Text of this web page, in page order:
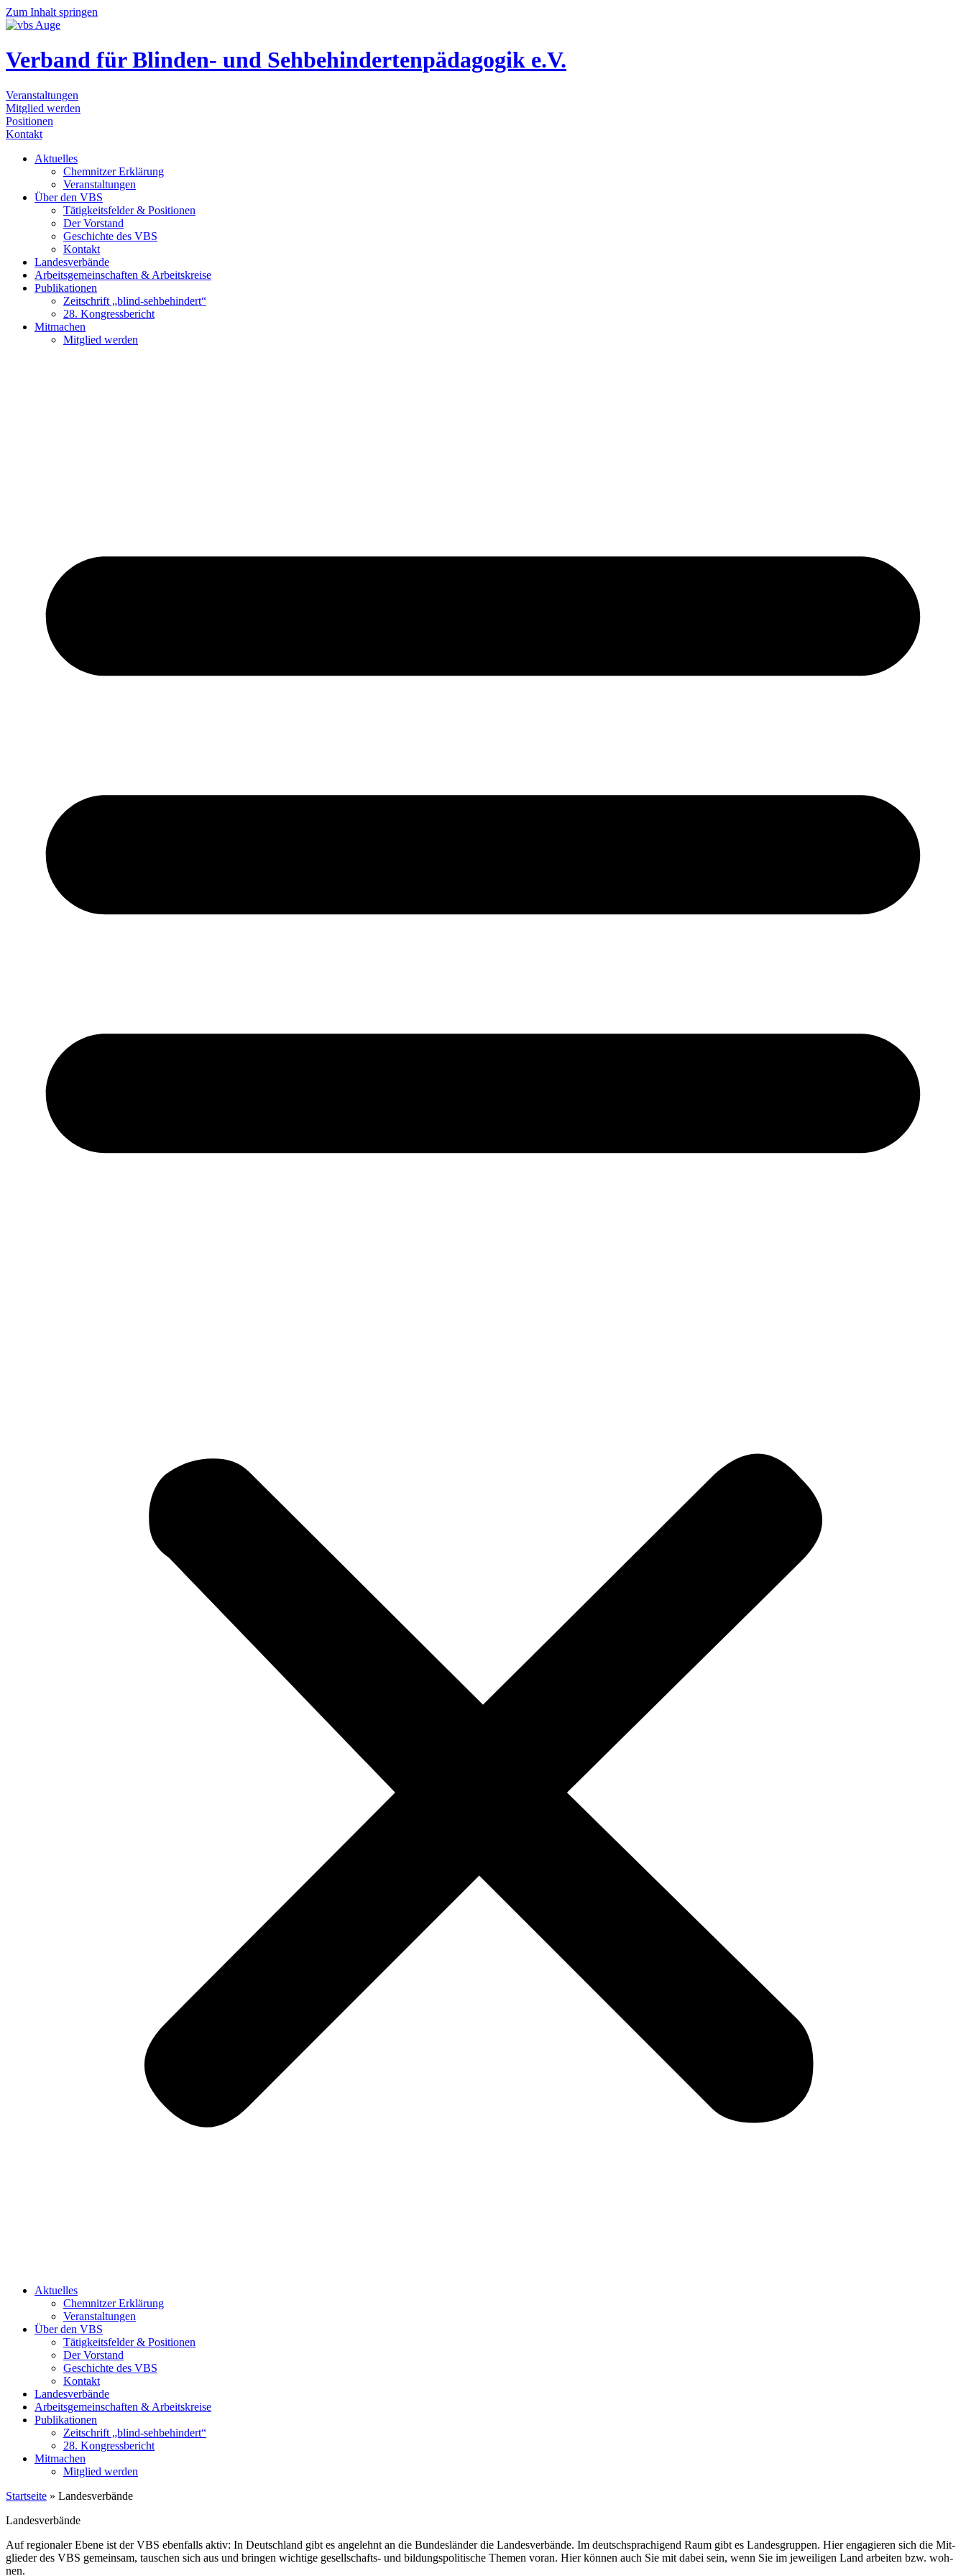
Zum Inhalt springen
Verband für Blinden- und Sehbehindertenpädagogik e.V.
Veranstaltungen
Mitglied werden
Positionen
Kontakt
Aktu­el­les
Chem­nit­zer Erklä­rung
Ver­an­stal­tun­gen
Über den VBS
Tätig­keits­fel­der & Posi­tio­nen
Der Vor­stand
Geschich­te des VBS
Kon­takt
Lan­des­ver­bän­de
Arbeits­ge­mein­schaf­ten & Arbeits­krei­se
Publi­ka­tio­nen
Zeit­schrift „blind-seh­be­hin­dert“
28. Kon­gress­be­richt
Mit­ma­chen
Mit­glied wer­den
Aktu­el­les
Chem­nit­zer Erklä­rung
Ver­an­stal­tun­gen
Über den VBS
Tätig­keits­fel­der & Posi­tio­nen
Der Vor­stand
Geschich­te des VBS
Kon­takt
Lan­des­ver­bän­de
Arbeits­ge­mein­schaf­ten & Arbeits­krei­se
Publi­ka­tio­nen
Zeit­schrift „blind-seh­be­hin­dert“
28. Kon­gress­be­richt
Mit­ma­chen
Mit­glied wer­den
Startseite » Landesverbände
Lan­des­ver­bän­de
Auf regio­na­ler Ebe­ne ist der VBS eben­falls aktiv: In Deutsch­land gibt es ange­lehnt an die Bun­des­län­der die Lan­des­ver­bän­de. Im deutsch­spra­chi­gend Raum gibt es Lan­des­grup­pen. Hier enga­gie­ren sich die Mit­
glie­der des VBS gemein­sam, tau­schen sich aus und brin­gen wich­ti­ge gesell­schafts- und bil­dungs­po­li­ti­sche The­men vor­an. Hier kön­nen auch Sie mit dabei sein, wenn Sie im jewei­li­gen Land arbei­ten bzw. woh­
nen.